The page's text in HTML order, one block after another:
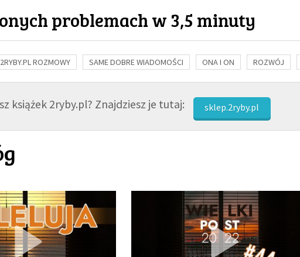
problemach w 3,5 minuty
2RYBY.PL ROZMOWY SAME DOBRE WIADOMOŚCI ONA I ON ROZWÓJ
RODZINA NAUKA BIBLIA KOBIETA MĘŻCZYZNA RELIGIE
książek 2ryby.pl? Znajdziesz je tutaj: sklep.2ryby.pl